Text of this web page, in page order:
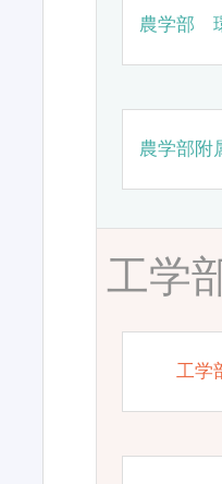
農学部
農学部附
工学
工学